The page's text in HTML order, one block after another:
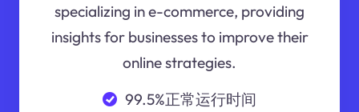
specializing in e-commerce, providing
insights for businesses to improve their
online strategies.
99.5%正常运行时间